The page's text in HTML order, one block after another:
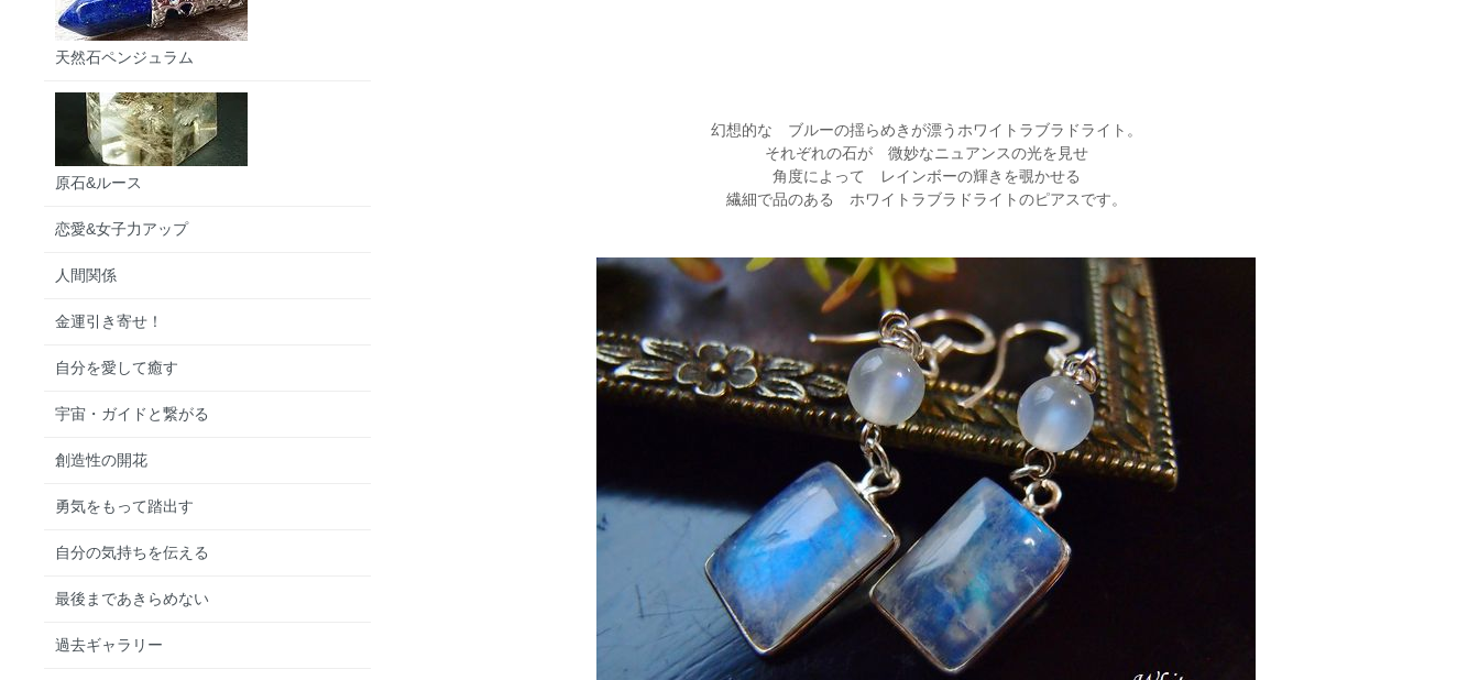
幻想的な ブルーの揺らめきが漂うホワイトラブラドライト。
それぞれの石が 微妙なニュアンスの光を見せ
角度によって レインボーの輝きを覗かせる
繊細で品のある ホワイトラブラドライトのピアスです。
天然石ペンジュラム
原石&ルース
恋愛&女子力アップ
人間関係
金運引き寄せ！
自分を愛して癒す
宇宙・ガイドと繋がる
創造性の開花
勇気をもって踏出す
自分の気持ちを伝える
最後まであきらめない
過去ギャラリー